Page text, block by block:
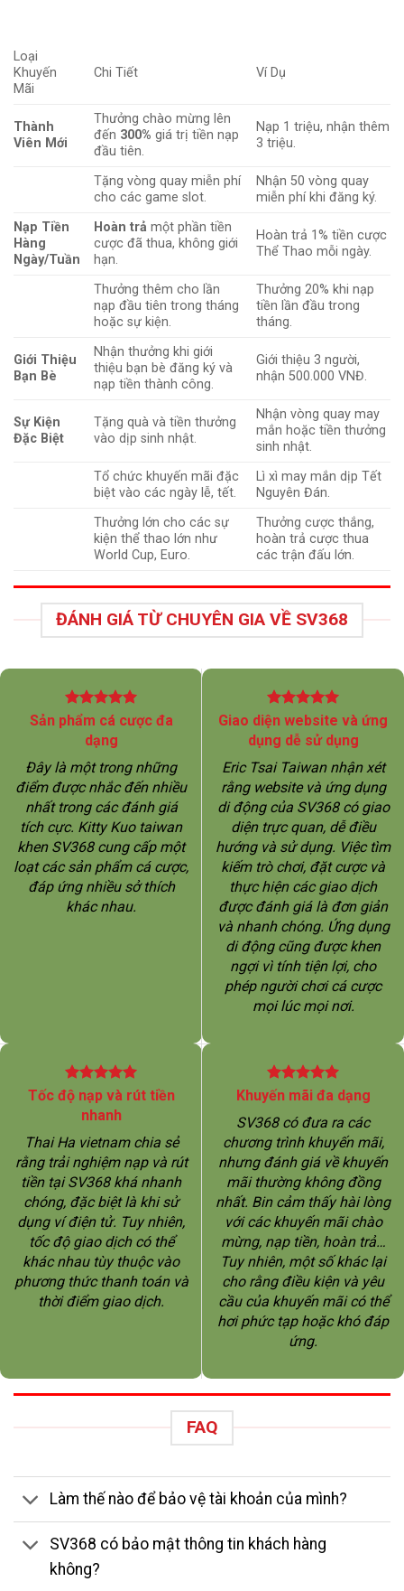
Loại
Khuyến
Mãi
Chi Tiết Ví Dụ
Thành
Viên Mới
Thưởng chào mừng lên
đến 300% giá trị tiền nạp
đầu tiên.
Nạp 1 triệu, nhận thêm
3 triệu.
Tặng vòng quay miễn phí
cho các game slot.
Nhận 50 vòng quay
miễn phí khi đăng ký.
Nạp Tiền
Hàng
Ngày/Tuần
Hoàn trả một phần tiền
cược đã thua, không giới
hạn.
Hoàn trả 1% tiền cược
Thể Thao mỗi ngày.
Thưởng thêm cho lần
nạp đầu tiên trong tháng
hoặc sự kiện.
Thưởng 20% khi nạp
tiền lần đầu trong
tháng.
Giới Thiệu
Bạn Bè
Nhận thưởng khi giới
thiệu bạn bè đăng ký và
nạp tiền thành công.
Giới thiệu 3 người,
nhận 500.000 VNĐ.
Sự Kiện
Đặc Biệt
Tặng quà và tiền thưởng
vào dịp sinh nhật.
Nhận vòng quay may
mắn hoặc tiền thưởng
sinh nhật.
Tổ chức khuyến mãi đặc
biệt vào các ngày lễ, tết.
Lì xì may mắn dịp Tết
Nguyên Đán.
Thưởng lớn cho các sự
kiện thể thao lớn như
World Cup, Euro.
Thưởng cược thắng,
hoàn trả cược thua
các trận đấu lớn.
ĐÁNH GIÁ TỪ CHUYÊN GIA VỀ SV368
Sản phẩm cá cược đa
dạng
Đây là một trong những
điểm được nhắc đến nhiều
nhất trong các đánh giá
tích cực. Kitty Kuo taiwan
khen SV368 cung cấp một
loạt các sản phẩm cá cược,
đáp ứng nhiều sở thích
khác nhau.
Giao diện website và ứng
dụng dễ sử dụng
Eric Tsai Taiwan nhận xét
rằng website và ứng dụng
di động của SV368 có giao
diện trực quan, dễ điều
hướng và sử dụng. Việc tìm
kiếm trò chơi, đặt cược và
thực hiện các giao dịch
được đánh giá là đơn giản
và nhanh chóng. Ứng dụng
di động cũng được khen
ngợi vì tính tiện lợi, cho
phép người chơi cá cược
mọi lúc mọi nơi.
Tốc độ nạp và rút tiền
nhanh
Thai Ha vietnam chia sẻ
rằng trải nghiệm nạp và rút
tiền tại SV368 khá nhanh
chóng, đặc biệt là khi sử
dụng ví điện tử. Tuy nhiên,
tốc độ giao dịch có thể
khác nhau tùy thuộc vào
phương thức thanh toán và
thời điểm giao dịch.
Khuyến mãi đa dạng
SV368 có đưa ra các
chương trình khuyến mãi,
nhưng đánh giá về khuyến
mãi thường không đồng
nhất. Bin cảm thấy hài lòng
với các khuyến mãi chào
mừng, nạp tiền, hoàn trả…
Tuy nhiên, một số khác lại
cho rằng điều kiện và yêu
cầu của khuyến mãi có thể
hơi phức tạp hoặc khó đáp
ứng.
FAQ
Làm thế nào để bảo vệ tài khoản của mình?
SV368 có bảo mật thông tin khách hàng
không?